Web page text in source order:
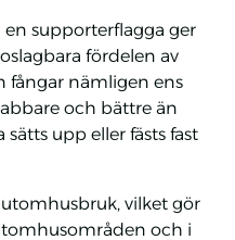
supporterflagga ger
fördelen av
fångar nämligen ens
och bättre än
upp eller fästs fast
vilket gör
och i